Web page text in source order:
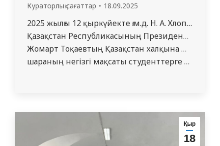
Кураторлық сағаттар 18.09.2025
2025 жылғы 12 қыркүйекте ғ.м.д. Н. А. Хлопова
Қазақстан Республикасының Президенті
Жомарт Тоқаевтың Қазақстан халқына Жолдауы
шараның негізгі мақсаты студенттерге негізгі тезистерді түсіндіру және Жолдауда айтылған маңызды міндеттердің мәнін ашу болды. Студенттер белсенді қатысып, өз пікірлерімен бөлісті және барлық тармақтарды талқылады.
Қыр
18